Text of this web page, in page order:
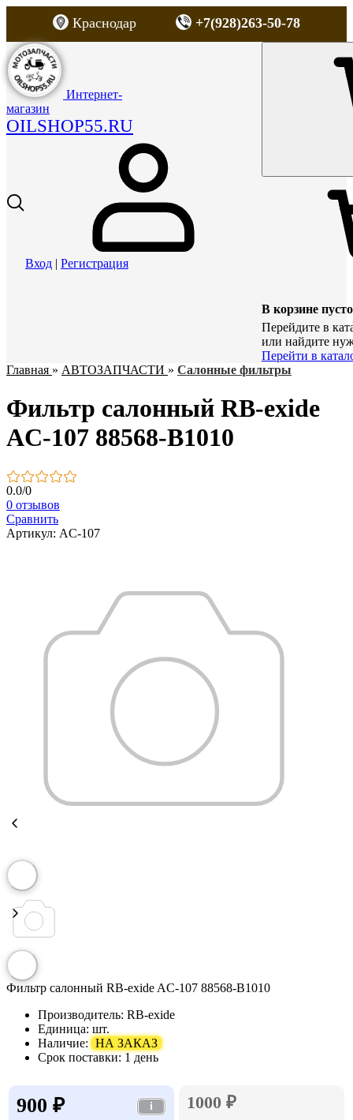
Краснодар +7(928)263-50-78
Интернет-
магазин
OILSHOP55.RU
Вход | Регистрация
В корзине пусто
Перейдите в
или найдите
Перейти в
Главная » АВТОЗАПЧАСТИ » Салонные фильтры
Фильтр салонный RB-exide
AC-107 88568-В1010
0.0/0
0 отзывов
Сравнить
Артикул: AC-107
Фильтр салонный RB-exide AC-107 88568-В1010
Производитель: RB-exide
Единица: шт.
Наличие: НА ЗАКАЗ
Срок поставки: 1 день
900 ₽
i
1000 ₽